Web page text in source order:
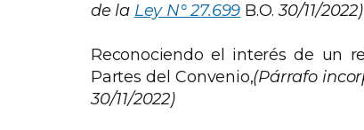
de la Ley N° 27.699 B.O.30/11/2022)
Reconociendo el interés de un
Partes del Convenio,(Párrafo
30/11/2022)